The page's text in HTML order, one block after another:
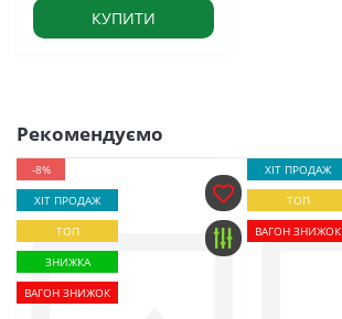
КУПИТИ
Рекомендуємо
-8%
ХІТ ПРОДАЖ
ТОП
ЗНИЖКА
ВАГОН ЗНИЖОК
ХІТ ПРОДАЖ
ТОП
ВАГОН ЗНИЖОК